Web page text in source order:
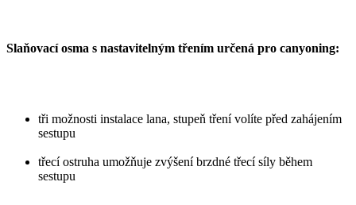
Slaňovací osma s nastavitelným třením určená pro canyoning:
tři možnosti instalace lana, stupeň tření volíte před zahájením
sestupu
třecí ostruha umožňuje zvýšení brzdné třecí síly během
sestupu